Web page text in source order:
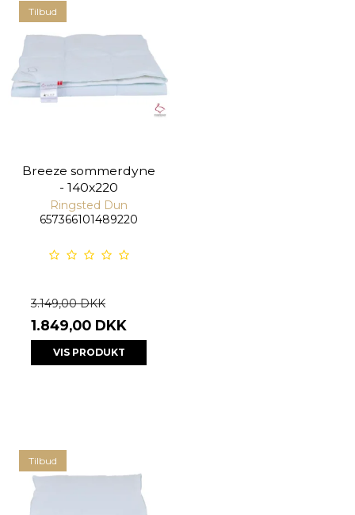
Tilbud
Breeze sommerdyne
- 140x220
Ringsted Dun
657366101489220
3.149,00 DKK
1.849,00 DKK
VIS PRODUKT
Tilbud